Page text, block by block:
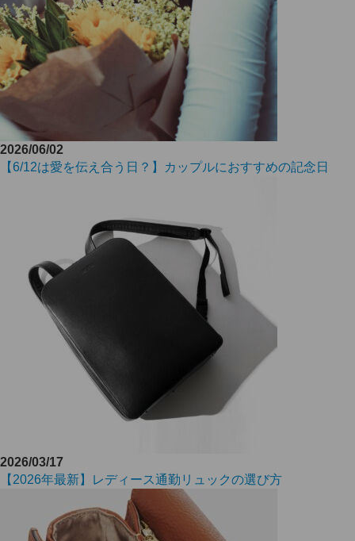
2026/06/02
【6/12は愛を伝え合う日？】カップルにおすすめの記念日
2026/03/17
【2026年最新】レディース通勤リュックの選び方